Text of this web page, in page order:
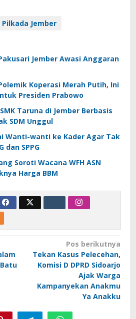
Pilkada Jember
Jember Awasi Anggaran
Koperasi Merah Putih, Ini
Presiden Prabowo
Taruna di Jember Berbasis
SDM Unggul
Wanti-wanti ke Kader Agar Tak
dan SPPG
Soroti Wacana WFH ASN
Harga BBM
Pos berikutnya
Tekan Kasus Pelecehan,
Komisi D DPRD Sidoarjo
Ajak Warga
Kampanyekan Anakmu
Ya Anakku